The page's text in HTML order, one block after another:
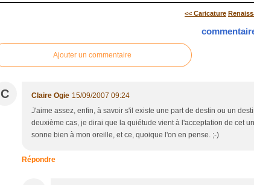
<< Caricature
Ajouter un commentaire
C Claire Ogie 15/09/2007 09:24
J'aime assez, enfin, à savoir s'il existe une part de destin ou un
deuxième cas, je dirai que la quiétude vient à l'acceptation de cet
sonne bien à mon oreille, et ce, quoique l'on en pense. ;-)
Répondre